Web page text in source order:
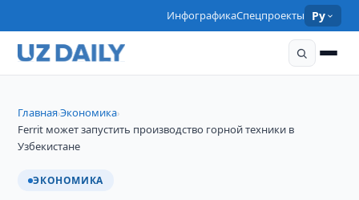
ИнфографикаСпецпроекты Ру
Главная›Экономика›
Ferrit может запустить производство горной техники в
Узбекистане
ЭКОНОМИКА